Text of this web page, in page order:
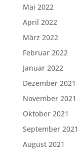
Mai 2022
April 2022
März 2022
Februar 2022
Januar 2022
Dezember 2021
November 2021
Oktober 2021
September 2021
August 2021